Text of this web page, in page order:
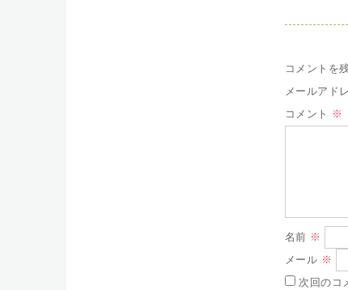
コメントを
メールアド
コメント
※
名前 ※
メール ※
次回のコ